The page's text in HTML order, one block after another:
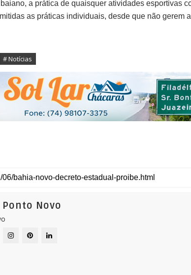
a prática de quaisquer atividades esportivas
as práticas individuais, desde que não gerem
# Notícias
Novo